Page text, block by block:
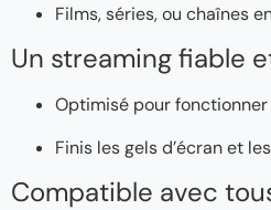
Films, séries, ou chaînes
Un streaming fiable
Optimisé pour
Finis les gels d’écran et
Compatible avec